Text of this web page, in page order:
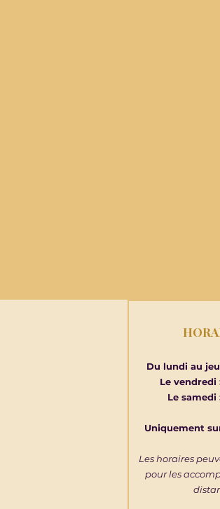
Du lundi au
Le vendredi
Le samedi
Uniquement
Les horaires
pour les